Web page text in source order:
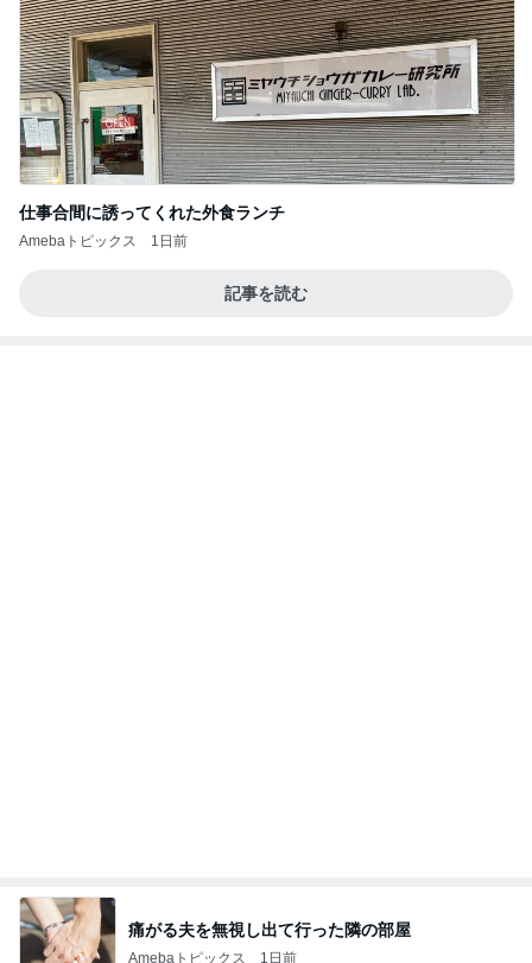
Amebaトピックス 1日前
記事を読む
痛がる夫を無視し出て行った隣の部屋
Amebaトピックス 1日前
田舎のクソ義母vs都会育ちの嫁
大当たり？！ディズニーストア夏祭り…何当た